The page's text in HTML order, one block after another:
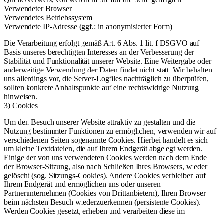
Verwendeter Browser
Verwendetes Betriebssystem
Verwendete IP-Adresse (ggf.: in anonymisierter Form)
Die Verarbeitung erfolgt gemäß Art. 6 Abs. 1 lit. f DSGVO auf
Basis unseres berechtigten Interesses an der Verbesserung der
Stabilität und Funktionalität unserer Website. Eine Weitergabe oder
anderweitige Verwendung der Daten findet nicht statt. Wir behalten
uns allerdings vor, die Server-Logfiles nachträglich zu überprüfen,
sollten konkrete Anhaltspunkte auf eine rechtswidrige Nutzung
hinweisen.
3) Cookies
Um den Besuch unserer Website attraktiv zu gestalten und die
Nutzung bestimmter Funktionen zu ermöglichen, verwenden wir auf
verschiedenen Seiten sogenannte Cookies. Hierbei handelt es sich
um kleine Textdateien, die auf Ihrem Endgerät abgelegt werden.
Einige der von uns verwendeten Cookies werden nach dem Ende
der Browser-Sitzung, also nach Schließen Ihres Browsers, wieder
gelöscht (sog. Sitzungs-Cookies). Andere Cookies verbleiben auf
Ihrem Endgerät und ermöglichen uns oder unseren
Partnerunternehmen (Cookies von Drittanbietern), Ihren Browser
beim nächsten Besuch wiederzuerkennen (persistente Cookies).
Werden Cookies gesetzt, erheben und verarbeiten diese im